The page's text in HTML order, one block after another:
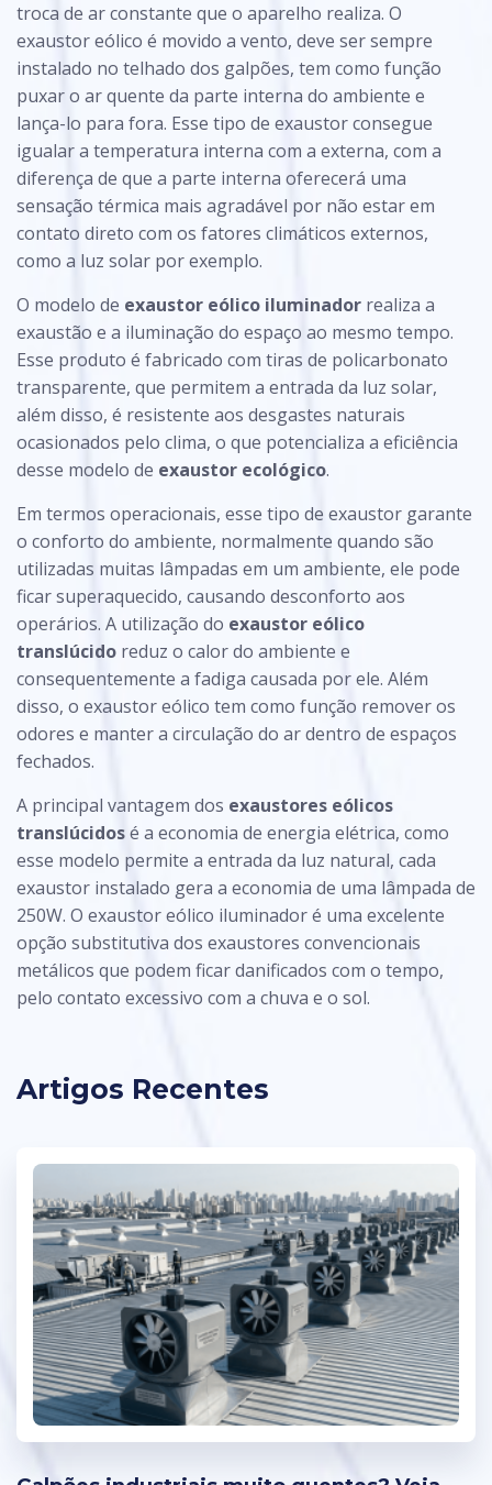
troca de ar constante que o aparelho realiza. O
exaustor eólico é movido a vento, deve ser sempre
instalado no telhado dos galpões, tem como função
puxar o ar quente da parte interna do ambiente e
lança-lo para fora. Esse tipo de exaustor consegue
igualar a temperatura interna com a externa, com a
diferença de que a parte interna oferecerá uma
sensação térmica mais agradável por não estar em
contato direto com os fatores climáticos externos,
como a luz solar por exemplo.
O modelo de exaustor eólico iluminador realiza a
exaustão e a iluminação do espaço ao mesmo tempo.
Esse produto é fabricado com tiras de policarbonato
transparente, que permitem a entrada da luz solar,
além disso, é resistente aos desgastes naturais
ocasionados pelo clima, o que potencializa a eficiência
desse modelo de exaustor ecológico.
Em termos operacionais, esse tipo de exaustor garante
o conforto do ambiente, normalmente quando são
utilizadas muitas lâmpadas em um ambiente, ele pode
ficar superaquecido, causando desconforto aos
operários. A utilização do exaustor eólico
translúcido reduz o calor do ambiente e
consequentemente a fadiga causada por ele. Além
disso, o exaustor eólico tem como função remover os
odores e manter a circulação do ar dentro de espaços
fechados.
A principal vantagem dos exaustores eólicos
translúcidosé a economia de energia elétrica, como
esse modelo permite a entrada da luz natural, cada
exaustor instalado gera a economia de uma lâmpada de
250W. O exaustor eólico iluminador é uma excelente
opção substitutiva dos exaustores convencionais
metálicos que podem ficar danificados com o tempo,
pelo contato excessivo com a chuva e o sol.
Artigos Recentes